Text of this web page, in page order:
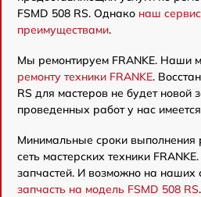
FSMD 508 RS. Однако наш
преимуществами.
Мы ремонтируем FRANKE. Наши
ремонту техники FRANKE.
RS для мастеров не будет новой
проведенных работ у нас
Минимальные сроки
сеть мастерских техники
запчастей. И возможно на наших
запчасть на модель FSMD 508 RS